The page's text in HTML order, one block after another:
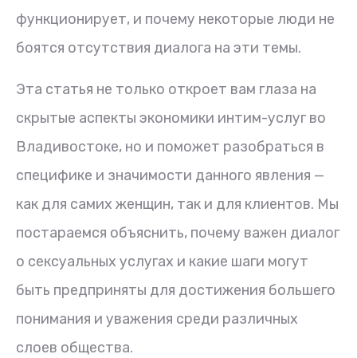
функционирует, и почему некоторые люди не
боятся отсутствия диалога на эти темы.
Эта статья не только откроет вам глаза на
скрытые аспекты экономики интим-услуг во
Владивостоке, но и поможет разобраться в
специфике и значимости данного явления —
как для самих женщин, так и для клиентов. Мы
постараемся объяснить, почему важен диалог
о сексуальных услугах и какие шаги могут
быть предприняты для достижения большего
понимания и уважения среди различных
слоев общества.